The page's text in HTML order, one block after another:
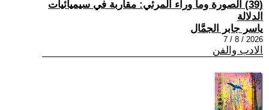
(39) الصورة وما وراء المرئي: مقاربة في سيميائيات
الدلالة
ياسر جابر الجمَّال
2026 / 8 / 7
الادب والفن